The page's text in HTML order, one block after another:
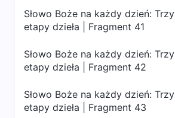
Słowo Boże na każdy dzień: Trzy
etapy dzieła | Fragment 41
Słowo Boże na każdy dzień: Trzy
etapy dzieła | Fragment 42
Słowo Boże na każdy dzień: Trzy
etapy dzieła | Fragment 43